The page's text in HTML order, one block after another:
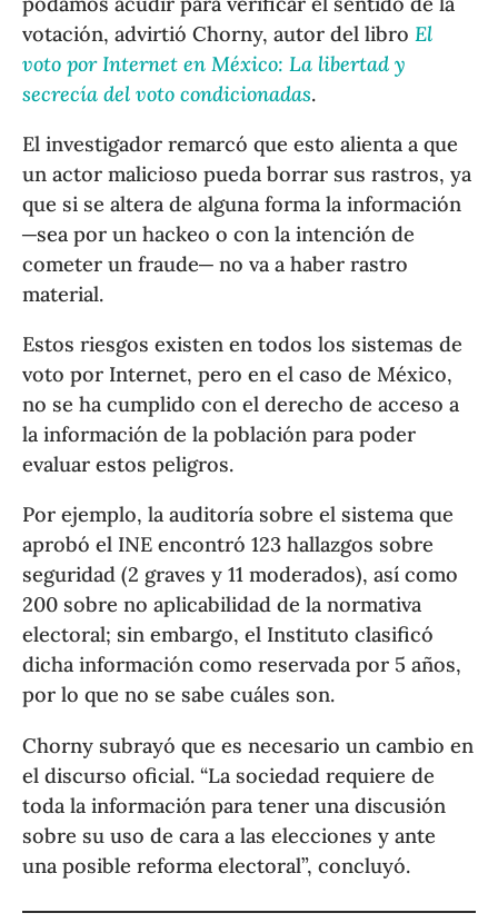
votación, advirtió Chorny, autor del libroEl
voto por Internet en México: La libertad y
secrecía del voto condicionadas.
El investigador remarcó que esto alienta a que
un actor malicioso pueda borrar sus rastros, ya
que si se altera de alguna forma la información
─sea por un hackeo o con la intención de
cometer un fraude─ no va a haber rastro
material.
Estos riesgos existen en todos los sistemas de
voto por Internet, pero en el caso de México,
no se ha cumplido con el derecho de acceso a
la información de la población para poder
evaluar estos peligros.
Por ejemplo, la auditoría sobre el sistema que
aprobó el INE encontró 123 hallazgos sobre
seguridad (2 graves y 11 moderados), así como
200 sobre no aplicabilidad de la normativa
electoral; sin embargo, el Instituto clasificó
dicha información como reservada por 5 años,
por lo que no se sabe cuáles son.
Chorny subrayó que es necesario un cambio en
el discurso oficial. “La sociedad requiere de
toda la información para tener una discusión
sobre su uso de cara a las elecciones y ante
una posible reforma electoral”, concluyó.